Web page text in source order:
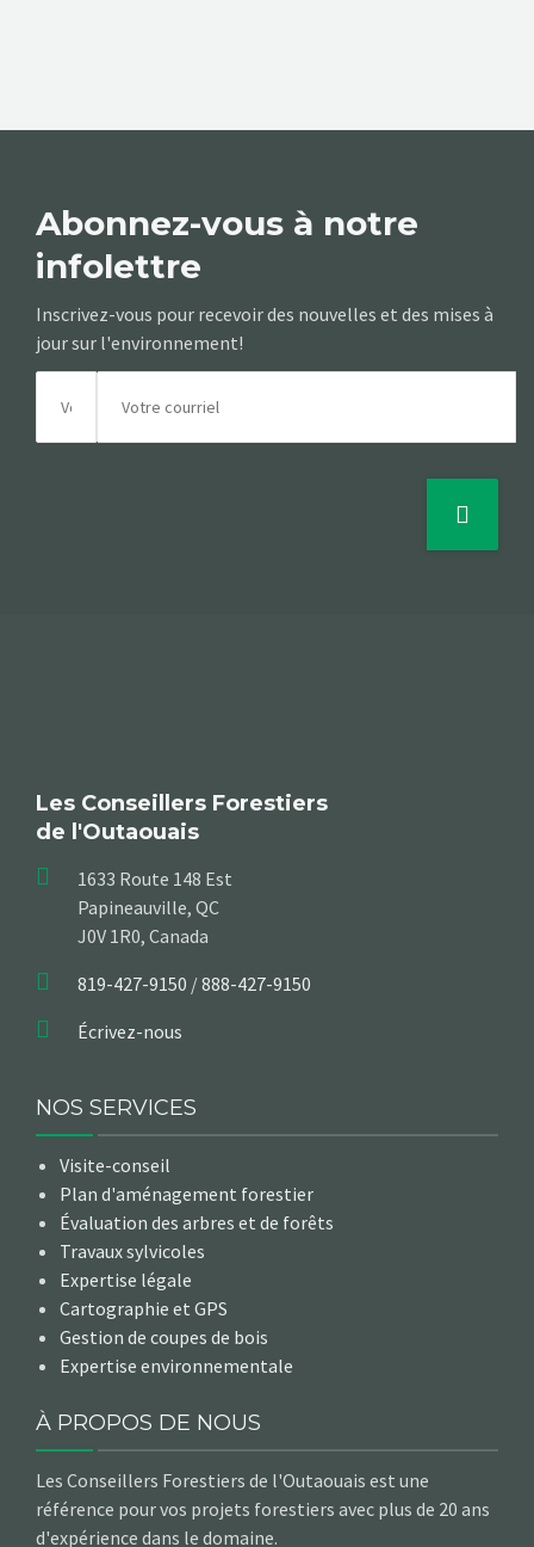
Abonnez-vous à notre
infolettre
Inscrivez-vous pour recevoir des nouvelles et des mises à
jour sur l'environnement!
Les Conseillers Forestiers
de l'Outaouais
1633 Route 148 Est
Papineauville, QC
J0V 1R0, Canada
819-427-9150 /888-427-9150
Écrivez-nous
NOS SERVICES
Visite-conseil
Plan d'aménagement forestier
Évaluation des arbres et de forêts
Travaux sylvicoles
Expertise légale
Cartographie et GPS
Gestion de coupes de bois
Expertise environnementale
À PROPOS DE NOUS
Les Conseillers Forestiers de l'Outaouais est une
référence pour vos projets forestiers avec plus de 20 ans
d'expérience dans le domaine.